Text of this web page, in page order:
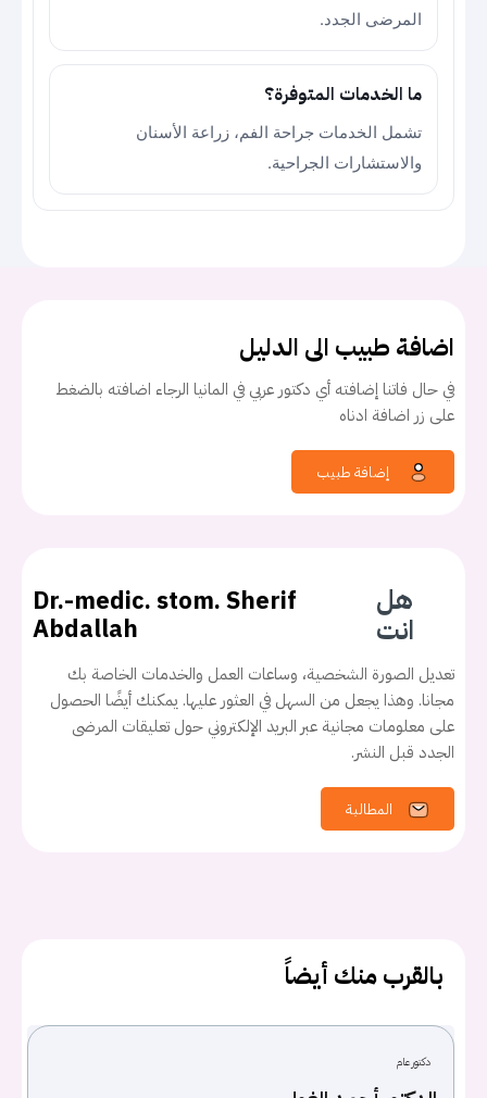
المرضى الجدد.
ما الخدمات المتوفرة؟
تشمل الخدمات جراحة الفم، زراعة الأسنان
والاستشارات الجراحية.
اضافة طبيب الى الدليل
في حال فاتنا إضافته أي دكتور عربي في المانيا الرجاء اضافته بالضغط
على زر اضافة ادناه
هل
انت
Dr.-medic. stom. Sherif
Abdallah
تعديل الصورة الشخصية، وساعات العمل والخدمات الخاصة بك
مجانا. وهذا يجعل من السهل في العثور عليها. يمكنك أيضًا الحصول
على معلومات مجانية عبر البريد الإلكتروني حول تعليقات المرضى
الجدد قبل النشر.
المطالبة
بالقرب منك أيضاً
دكتور عام